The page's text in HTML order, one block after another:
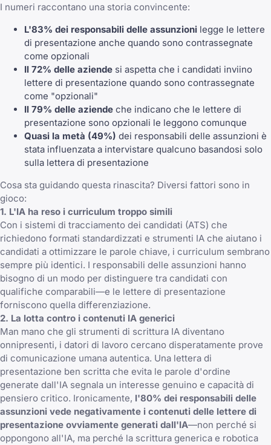
I numeri raccontano una storia convincente:
L'83% dei responsabili delle assunzioni legge le lettere
di presentazione anche quando sono contrassegnate
come opzionali
Il 72% delle aziende si aspetta che i candidati inviino
lettere di presentazione quando sono contrassegnate
come "opzionali"
Il 79% delle aziende che indicano che le lettere di
presentazione sono opzionali le leggono comunque
Quasi la metà (49%) dei responsabili delle assunzioni è
stata influenzata a intervistare qualcuno basandosi solo
sulla lettera di presentazione
Cosa sta guidando questa rinascita? Diversi fattori sono in
gioco:
1. L'IA ha reso i curriculum troppo simili
Con i sistemi di tracciamento dei candidati (ATS) che
richiedono formati standardizzati e strumenti IA che aiutano i
candidati a ottimizzare le parole chiave, i curriculum sembrano
sempre più identici. I responsabili delle assunzioni hanno
bisogno di un modo per distinguere tra candidati con
qualifiche comparabili—e le lettere di presentazione
forniscono quella differenziazione.
2. La lotta contro i contenuti IA generici
Man mano che gli strumenti di scrittura IA diventano
onnipresenti, i datori di lavoro cercano disperatamente prove
di comunicazione umana autentica. Una lettera di
presentazione ben scritta che evita le parole d'ordine
generate dall'IA segnala un interesse genuino e capacità di
pensiero critico. Ironicamente, l'80% dei responsabili delle
assunzioni vede negativamente i contenuti delle lettere di
presentazione ovviamente generati dall'IA—non perché si
oppongono all'IA, ma perché la scrittura generica e robotica